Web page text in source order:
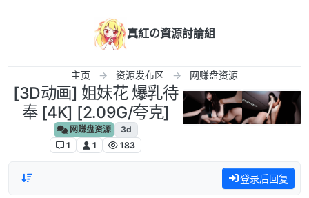
真紅の資源討論組
主页 资源发布区 网赚盘资源
[3D动画] 姐妹花 爆乳待
奉 [4K] [2.09G/夸克]
网赚盘资源
3d
1
1 183
登录后回复